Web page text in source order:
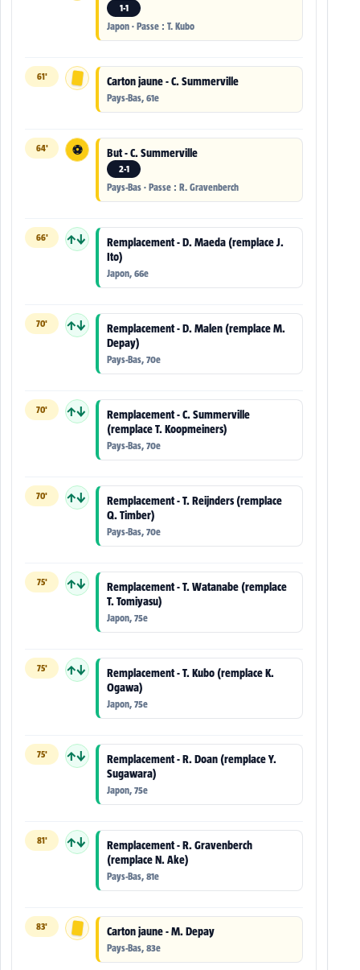
1-1
Japon · Passe : T. Kubo
61' Carton jaune - C. Summerville
Pays-Bas, 61e
64' ⚽ But - C. Summerville
2-1
Pays-Bas · Passe : R. Gravenberch
66' ↑↓
Remplacement - D. Maeda (remplace J.
Ito)
Japon, 66e
70' ↑↓
Remplacement - D. Malen (remplace M.
Depay)
Pays-Bas, 70e
70' ↑↓
Remplacement - C. Summerville
(remplace T. Koopmeiners)
Pays-Bas, 70e
70' ↑↓
Remplacement - T. Reijnders (remplace
Q. Timber)
Pays-Bas, 70e
75' ↑↓
Remplacement - T. Watanabe (remplace
T. Tomiyasu)
Japon, 75e
75' ↑↓
Remplacement - T. Kubo (remplace K.
Ogawa)
Japon, 75e
75' ↑↓
Remplacement - R. Doan (remplace Y.
Sugawara)
Japon, 75e
81' ↑↓
Remplacement - R. Gravenberch
(remplace N. Ake)
Pays-Bas, 81e
83' Carton jaune - M. Depay
Pays-Bas, 83e